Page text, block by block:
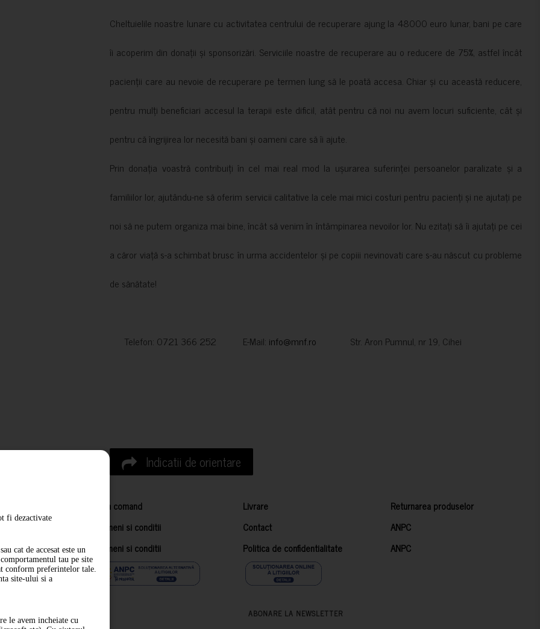
Cheltuielile noastre lunare cu activitatea centrului de recuperare ajung la 48000 euro lunar, bani pe care
îi acoperim din donații și sponsorizări. Serviciile noastre de recuperare au o reducere de 75%, astfel încât
pacienții care au nevoie de recuperare pe termen lung să le poată accesa. Chiar și cu această reducere,
pentru mulți beneficiari accesul la terapii este dificil, atât pentru că noi nu avem locuri suficiente, cât și
pentru că îngrijirea lor necesită bani și oameni care să îi ajute.
Prin donația voastră contribuiți în cel mai real mod la ușurarea suferinței persoanelor paralizate și a
familiilor lor, ajutându-ne să oferim servicii calitative la cele mai mici costuri pentru pacienți și ne ajutați pe
noi să ne putem organiza mai bine, încât să venim în întâmpinarea nevoilor lor. Nu ezitați să îi ajutați pe cei
a căror viață s-a schimbat brusc în urma accidentelor și pe copiii nevinovati care s-au născut cu probleme
de sănătate!
Telefon: 0721 366 252 E-Mail: info@mnf.ro Str. Aron Pumnul, nr 19, Cihei
Indicatii de orientare
Cum comand Livrare
Returnarea produselor
Termeni si conditii
Contact
ANPC
Termeni si conditii
Politica de confidentialitate ANPC
ABONARE LA NEWSLETTER
fi dezactivate
cat de accesat este un
tau pe site
conform preferintelor tale.
site-ului si a
le avem incheiate cu